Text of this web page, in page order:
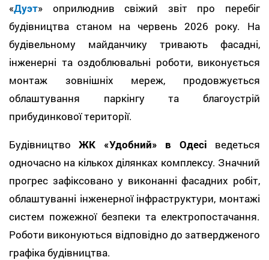
«Дуэт» оприлюднив свіжий звіт про перебіг
будівництва станом на червень 2026 року. На
будівельному майданчику тривають фасадні,
інженерні та оздоблювальні роботи, виконується
монтаж зовнішніх мереж, продовжується
облаштування паркінгу та благоустрій
прибудинкової території.
БудівництвоЖК «Удобний» в Одесі ведеться
одночасно на кількох ділянках комплексу. Значний
прогрес зафіксовано у виконанні фасадних робіт,
облаштуванні інженерної інфраструктури, монтажі
систем пожежної безпеки та електропостачання.
Роботи виконуються відповідно до затвердженого
графіка будівництва.